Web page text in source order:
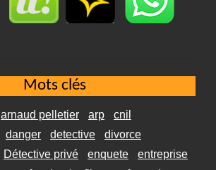
Mots clés
arnaud pelletier arp
cnil
danger detective
divorce
Détective privé enquete
entreprise